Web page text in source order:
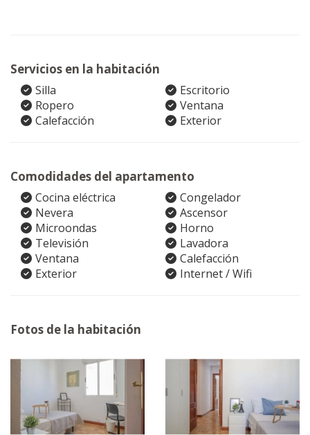
Servicios en la habitación
Silla
Escritorio
Ropero
Ventana
Calefacción
Exterior
Comodidades del apartamento
Cocina eléctrica
Congelador
Nevera
Ascensor
Microondas
Horno
Televisión
Lavadora
Ventana
Calefacción
Exterior
Internet / Wifi
Fotos de la habitación